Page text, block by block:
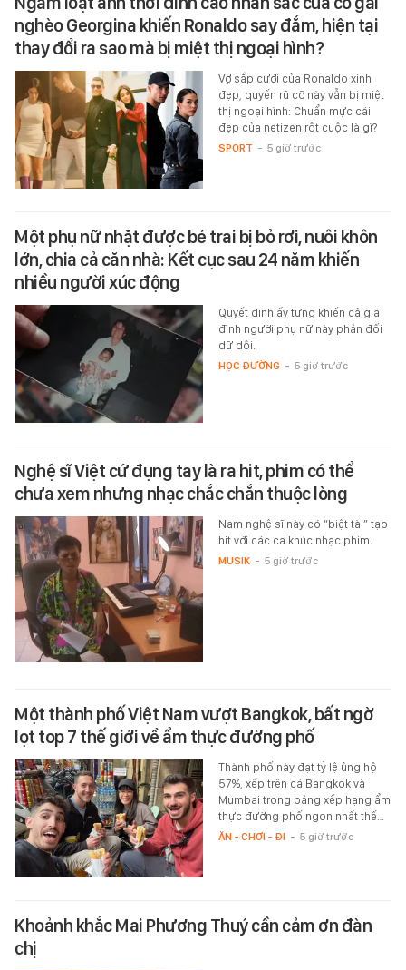
nghèo Georgina khiến Ronaldo say đắm, hiện tại
thay đổi ra sao mà bị miệt thị ngoại hình?
Vợ sắp cưới của Ronaldo xinh
đẹp, quyến rũ cỡ này vẫn bị miệt
thị ngoại hình: Chuẩn mực cái
đẹp của netizen rốt cuộc là gì?
SPORT - 5 giờ trước
Một phụ nữ nhặt được bé trai bị bỏ rơi, nuôi khôn
lớn, chia cả căn nhà: Kết cục sau 24 năm khiến
nhiều người xúc động
Quyết định ấy từng khiến cả gia
đình người phụ nữ này phản đối
dữ dội.
HỌC ĐƯỜNG - 5 giờ trước
Nghệ sĩ Việt cứ đụng tay là ra hit, phim có thể
chưa xem nhưng nhạc chắc chắn thuộc lòng
Nam nghệ sĩ này có “biệt tài” tạo
hit với các ca khúc nhạc phim.
MUSIK - 5 giờ trước
Một thành phố Việt Nam vượt Bangkok, bất ngờ
lọt top 7 thế giới về ẩm thực đường phố
Thành phố này đạt tỷ lệ ủng hộ
57%, xếp trên cả Bangkok và
Mumbai trong bảng xếp hạng ẩm
thực đường phố ngon nhất thế…
ĂN - CHƠI - ĐI - 5 giờ trước
Khoảnh khắc Mai Phương Thuý cần cảm ơn đàn
chị